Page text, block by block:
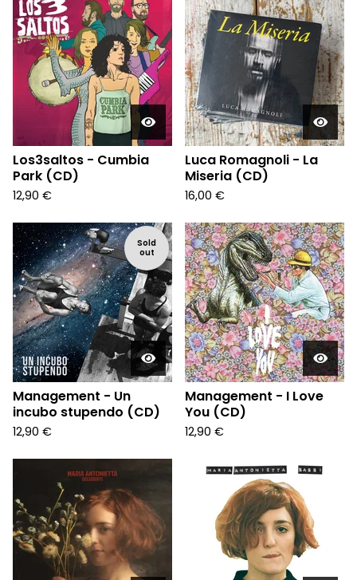
Los3saltos - Cumbia
Park (CD)
12,90 €
Luca Romagnoli - La
Miseria (CD)
16,00 €
Sold
out
Management - Un
incubo stupendo (CD)
12,90 €
Management - I Love
You (CD)
12,90 €